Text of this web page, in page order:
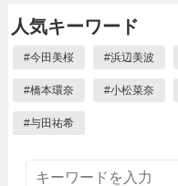
人気キーワード
#今田美桜 #浜辺美波
#橋本環奈 #小松菜奈
#与田祐希